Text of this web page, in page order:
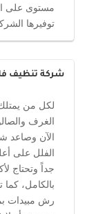
مستوى على
توفيرها
شركة تنظيف
لكل من
الغرف
الآن وصاعد
الفلل على
جداً وتحتاج
بالكامل،
رش مبيدات